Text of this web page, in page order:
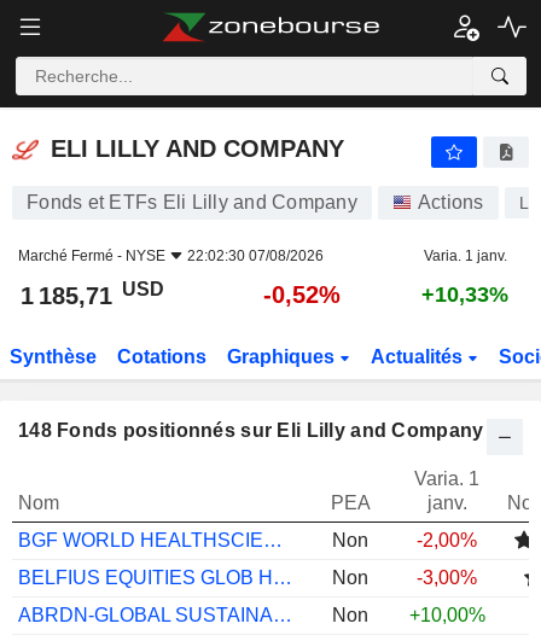
ELI LILLY AND COMPANY
ELI LILLY AND COMPANY
Fonds et ETFs Eli Lilly and Company Actions
Marché Fermé - NYSE 22:02:30 07/08/2026 Varia. 1 janv.
1 185,71 USD -0,52% +10,33%
Synthèse Cotations Graphiques Actualités
148Fonds positionnés sur Eli Lilly and Company
Nom PEA
Varia. 1
janv.
BGF WORLD HEALTHSCIENCE A2
Non
-2,00%
BELFIUS EQUITIES GLOB HEALTH CARE C$ CAP
Non
-3,00%
ABRDN-GLOBAL SUSTAINABLE EQTY A ACC USD
Non
+10,00%